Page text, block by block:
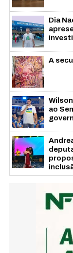
Dia
A
ao